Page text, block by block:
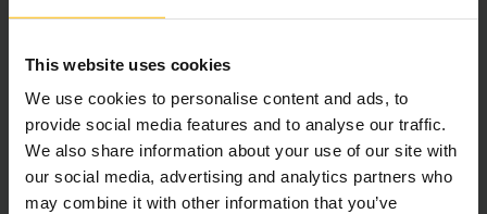
This website uses cookies
We use cookies to personalise content and ads, to
provide social media features and to analyse our traffic.
We also share information about your use of our site with
our social media, advertising and analytics partners who
may combine it with other information that you’ve
Produktinformationen
Zusammenfassung der technischen Spezifikationen und
Ausstattungen des Fahrzeugs.
Technische Daten